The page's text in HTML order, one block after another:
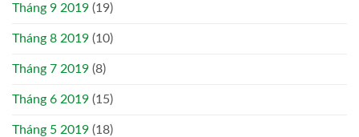
Tháng 9 2019 (19)
Tháng 8 2019 (10)
Tháng 7 2019 (8)
Tháng 6 2019 (15)
Tháng 5 2019 (18)